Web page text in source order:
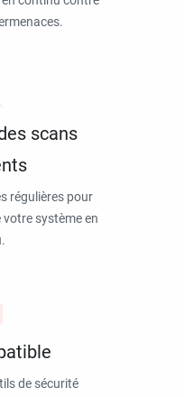
scans
régulières pour
système en
de sécurité